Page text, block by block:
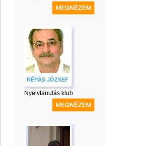
RÉPÁS JÓZSEF
Nyelvtanulás klub